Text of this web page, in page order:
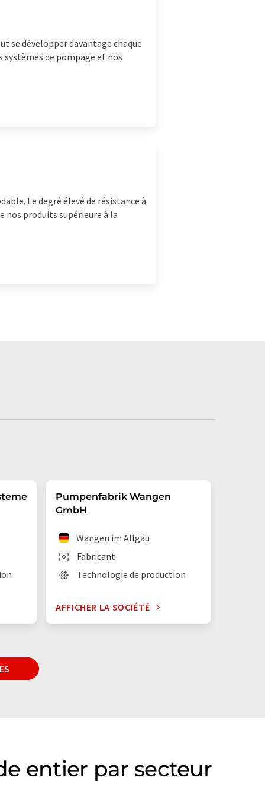
se développer davantage chaque
systèmes de pompage et nos
Le degré élevé de résistance à
nos produits supérieure à la
Pumpenfabrik Wangen
GmbH
Fabricant
Wangen im Allgäu
Technologie de production
AFFICHER LA SOCIÉTÉ
entier par secteur